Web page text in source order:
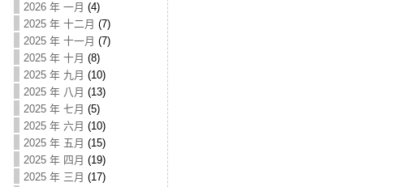
2026 年 一月 (4)
2025 年 十二月 (7)
2025 年 十一月 (7)
2025 年 十月 (8)
2025 年 九月 (10)
2025 年 八月 (13)
2025 年 七月 (5)
2025 年 六月 (10)
2025 年 五月 (15)
2025 年 四月 (19)
2025 年 三月 (17)